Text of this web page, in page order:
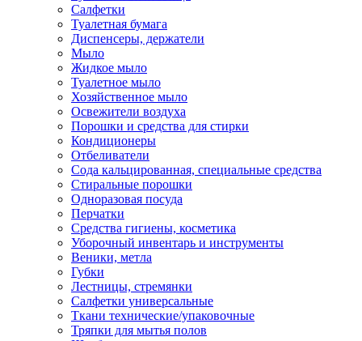
Салфетки
Туалетная бумага
Диспенсеры, держатели
Мыло
Жидкое мыло
Туалетное мыло
Хозяйственное мыло
Освежители воздуха
Порошки и средства для стирки
Кондиционеры
Отбеливатели
Сода кальцированная, специальные средства
Стиральные порошки
Одноразовая посуда
Перчатки
Средства гигиены, косметика
Уборочный инвентарь и инструменты
Веники, метла
Губки
Лестницы, стремянки
Салфетки универсальные
Ткани технические/упаковочные
Тряпки для мытья полов